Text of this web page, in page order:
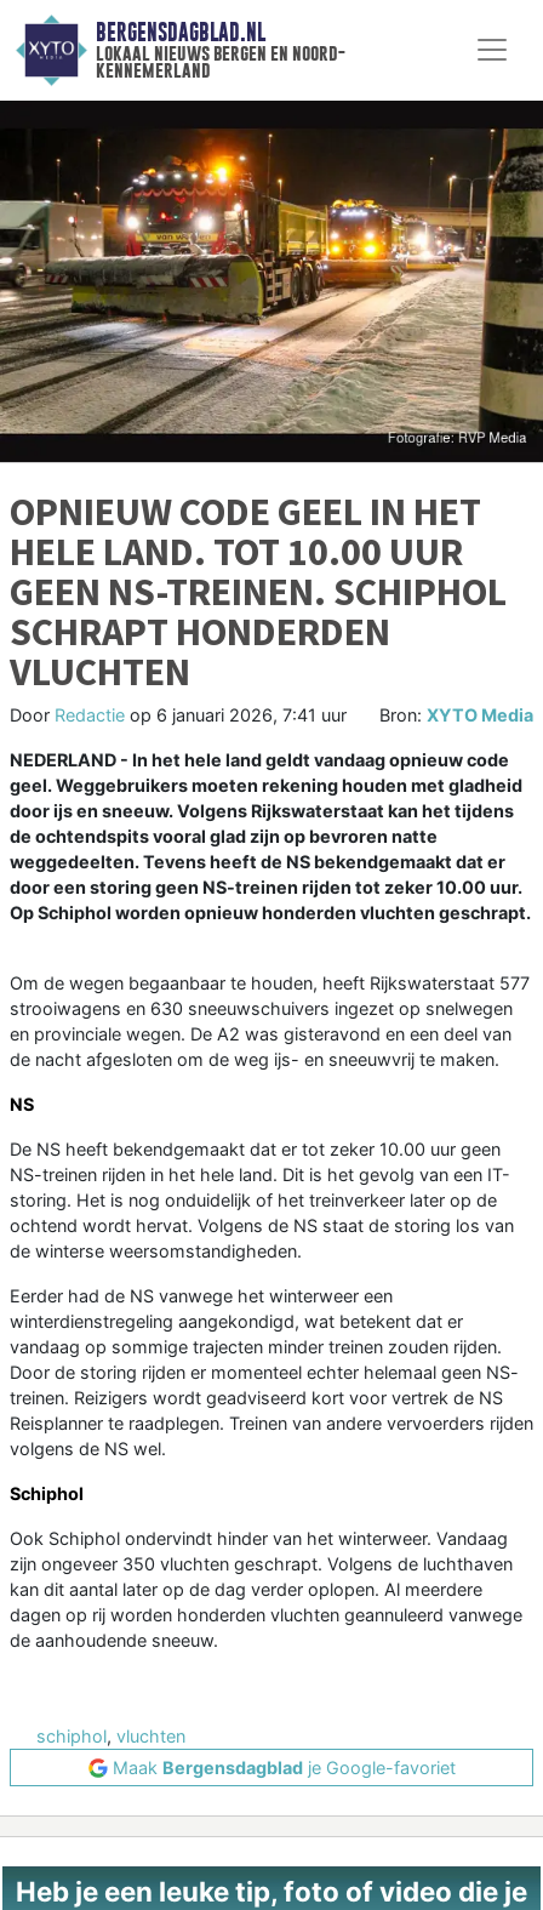
BERGENSDAGBLAD.NL
lokaal nieuws bergen en noord-
kennemerland
OPNIEUW CODE GEEL IN HET
HELE LAND. TOT 10.00 UUR
GEEN NS-TREINEN. SCHIPHOL
SCHRAPT HONDERDEN
VLUCHTEN
Door Redactie op 6 januari 2026, 7:41 uur Bron: XYTO Media
NEDERLAND - In het hele land geldt vandaag opnieuw code
geel. Weggebruikers moeten rekening houden met gladheid
door ijs en sneeuw. Volgens Rijkswaterstaat kan het tijdens
de ochtendspits vooral glad zijn op bevroren natte
weggedeelten. Tevens heeft de NS bekendgemaakt dat er
door een storing geen NS-treinen rijden tot zeker 10.00 uur.
Op Schiphol worden opnieuw honderden vluchten geschrapt.
Om de wegen begaanbaar te houden, heeft Rijkswaterstaat 577
strooiwagens en 630 sneeuwschuivers ingezet op snelwegen
en provinciale wegen. De A2 was gisteravond en een deel van
de nacht afgesloten om de weg ijs- en sneeuwvrij te maken.
NS
De NS heeft bekendgemaakt dat er tot zeker 10.00 uur geen
NS-treinen rijden in het hele land. Dit is het gevolg van een IT-
storing. Het is nog onduidelijk of het treinverkeer later op de
ochtend wordt hervat. Volgens de NS staat de storing los van
de winterse weersomstandigheden.
Eerder had de NS vanwege het winterweer een
winterdienstregeling aangekondigd, wat betekent dat er
vandaag op sommige trajecten minder treinen zouden rijden.
Door de storing rijden er momenteel echter helemaal geen NS-
treinen. Reizigers wordt geadviseerd kort voor vertrek de NS
Reisplanner te raadplegen. Treinen van andere vervoerders rijden
volgens de NS wel.
Schiphol
Ook Schiphol ondervindt hinder van het winterweer. Vandaag
zijn ongeveer 350 vluchten geschrapt. Volgens de luchthaven
kan dit aantal later op de dag verder oplopen. Al meerdere
dagen op rij worden honderden vluchten geannuleerd vanwege
de aanhoudende sneeuw.
schiphol, vluchten
Maak Bergensdagbladje Google-favoriet
Heb je een leuke tip, foto of video die je